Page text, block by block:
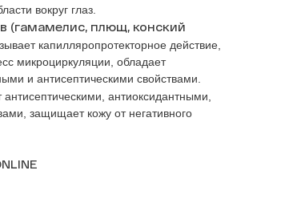
вокруг глаз.
(гамамелис, плющ, конский
капилляропротекторное действие,
микроциркуляции, обладает
и антисептическими свойствами.
антисептическими, антиоксидантными,
защищает кожу от негативного